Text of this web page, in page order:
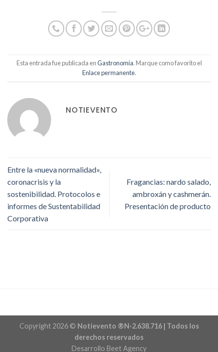
Esta entrada fue publicada enGastronomía. Marque como favorito el
Enlace permanente.
NOTIEVENTO
Entre la «nueva normalidad»,
coronacrisis y la
sostenibilidad. Protocolos e
informes de Sustentabilidad
Corporativa
Fragancias: nardo salado,
ambroxán y cashmerán.
Presentación de producto
Copyright 2026 © Notievento ®N◦2.638.716 | Todos los
derechos reservados
Desarrollo Beet Agency